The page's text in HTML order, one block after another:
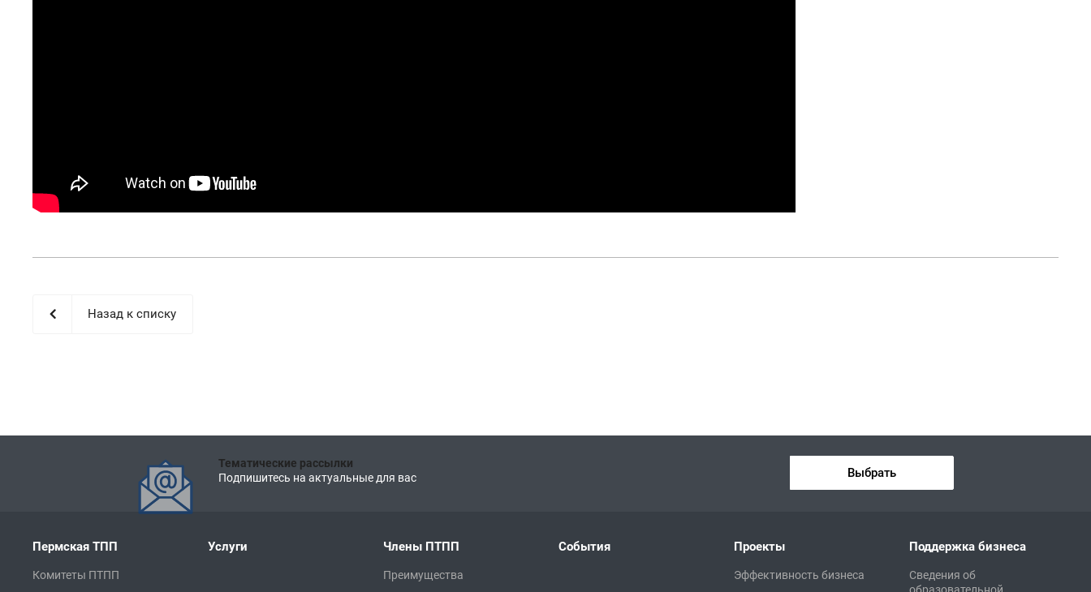
Назад к списку
Тематические рассылки
Подпишитесь на актуальные для вас
Выбрать
Пермская ТПП
Комитеты ПТПП
Услуги Члены ПТПП
Преимущества
События Проекты
Эффективность бизнеса
Поддержка бизнеса
Сведения об